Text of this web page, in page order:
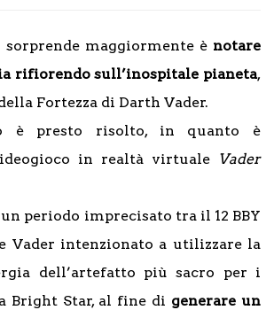
sorprende maggiormente è notare
rifiorendo sull’inospitale pianeta,
Fortezza di Darth Vader.
è presto risolto, in quanto è
in realtà virtuale Vader
periodo imprecisato tra il 12 BBY
Vader intenzionato a utilizzare la
dell’artefatto più sacro per i
Bright Star, al fine di generare un